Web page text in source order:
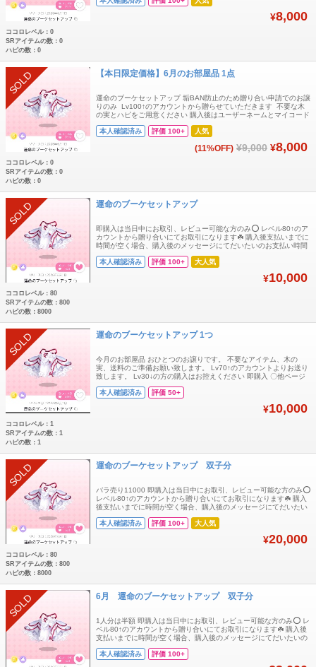
¥8,000
ココロレベル：0
SRアイテムの数：0
ハピの数：0
SOLD 【本日限定価格】6月のお部屋品 1点
運命のブーケセットアップ 垢BAN防止のため贈り合い申請でのお譲
りのみ Lv100↑のアカウントから贈らせていただきます 不要な木
の実とハピをご用意ください 購入後はユーザーネームとマイコード
本人確認済み
評価 100+ 人気
(11%OFF) ¥9,000 ¥8,000
ココロレベル：0
SRアイテムの数：0
ハピの数：0
SOLD 運命のブーケセットアップ
即購入は当日中にお取引、レビュー可能な方のみ⭕️ レベル80↑のア
カウントから贈り合いにてお取引になります☘️ 購入後支払いまでに
時間が空く場合、購入後のメッセージにてだいたいのお支払い時間
本人確認済み
評価 100+ 大人気
¥10,000
ココロレベル：80
SRアイテムの数：800
ハピの数：8000
SOLD 運命のブーケセットアップ 1つ
今月のお部屋品 おひとつのお譲りです。 不要なアイテム、木の
実、送料のご準備お願い致します。 Lv70↑のアカウントよりお送り
致します。 Lv30↓の方の購入はお控えください 即購入 〇他ページ
本人確認済み
評価 50+
¥10,000
ココロレベル：1
SRアイテムの数：1
ハピの数：1
SOLD 運命のブーケセットアップ 双子分
バラ売り11000 即購入は当日中にお取引、レビュー可能な方のみ⭕️
レベル80↑のアカウントから贈り合いにてお取引になります☘️ 購入
後支払いまでに時間が空く場合、購入後のメッセージにてだいたい
本人確認済み
評価 100+ 大人気
¥20,000
ココロレベル：80
SRアイテムの数：800
ハピの数：8000
SOLD 6月 運命のブーケセットアップ 双子分
1人分は半額 即購入は当日中にお取引、レビュー可能な方のみ⭕️ レ
ベル80↑のアカウントから贈り合いにてお取引になります☘️ 購入後
支払いまでに時間が空く場合、購入後のメッセージにてだいたいの
本人確認済み
評価 100+